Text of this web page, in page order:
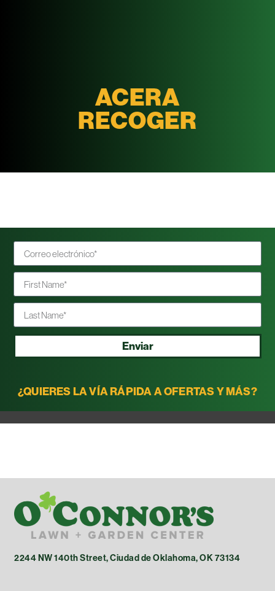
ACERA
RECOGER
¿QUIERES LA VÍA RÁPIDA A OFERTAS Y MÁS?
Enviar
2244 NW 140th Street, Ciudad de Oklahoma, OK 73134